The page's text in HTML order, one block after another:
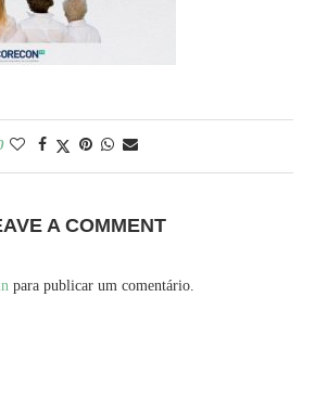
A COMMENT
para publicar um comentário.